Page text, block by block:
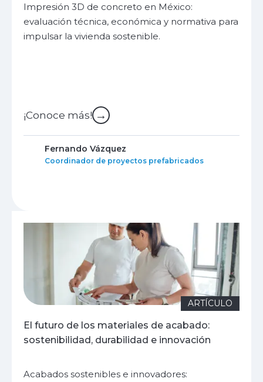
Impresión 3D de concreto en México:
evaluación técnica, económica y normativa para
impulsar la vivienda sostenible.
¡Conoce más! →
Fernando Vázquez
Coordinador de proyectos prefabricados
ARTÍCULO
El futuro de los materiales de acabado:
sostenibilidad, durabilidad e innovación
Acabados sostenibles e innovadores: